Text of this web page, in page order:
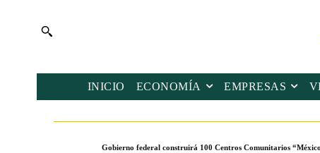
INICIO ECONOMÍA EMPRESAS
Gobierno federal construirá 100 Centros Comunitarios “México